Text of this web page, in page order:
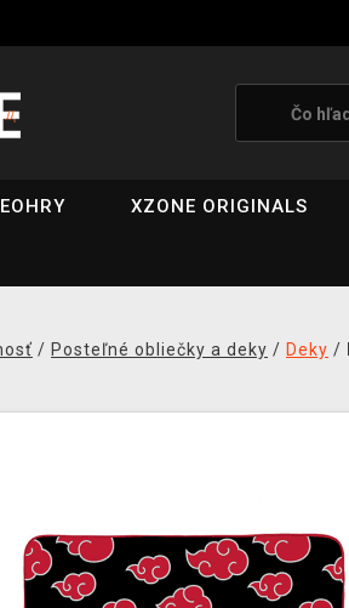
XZONE ORIGINALS
/ Posteľné obliečky a deky / Deky /